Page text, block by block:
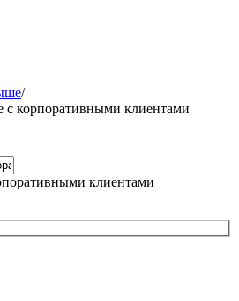
/
с корпоративными клиентами
клиентами